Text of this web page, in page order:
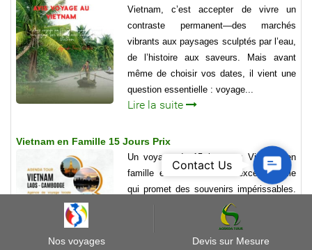
Vietnam, c’est accepter de vivre un
contraste permanent—des marchés
vibrants aux paysages sculptés par l’eau,
de l’histoire aux saveurs. Mais avant
même de choisir vos dates, il vient une
question essentielle : voyage...
Lire la suite
Vietnam en Famille 15 Jours Prix
Un voyage de 15 jours au Vietnam en
famille est une aventure exceptionnelle
qui promet des souvenirs impérissables.
Cependant, le prix d’un tel voyage peut
varier considérablement en fonction de
plusieurs facteurs, notamment la période
Nos voyages Devis sur Mesure
Contact
Contact Us